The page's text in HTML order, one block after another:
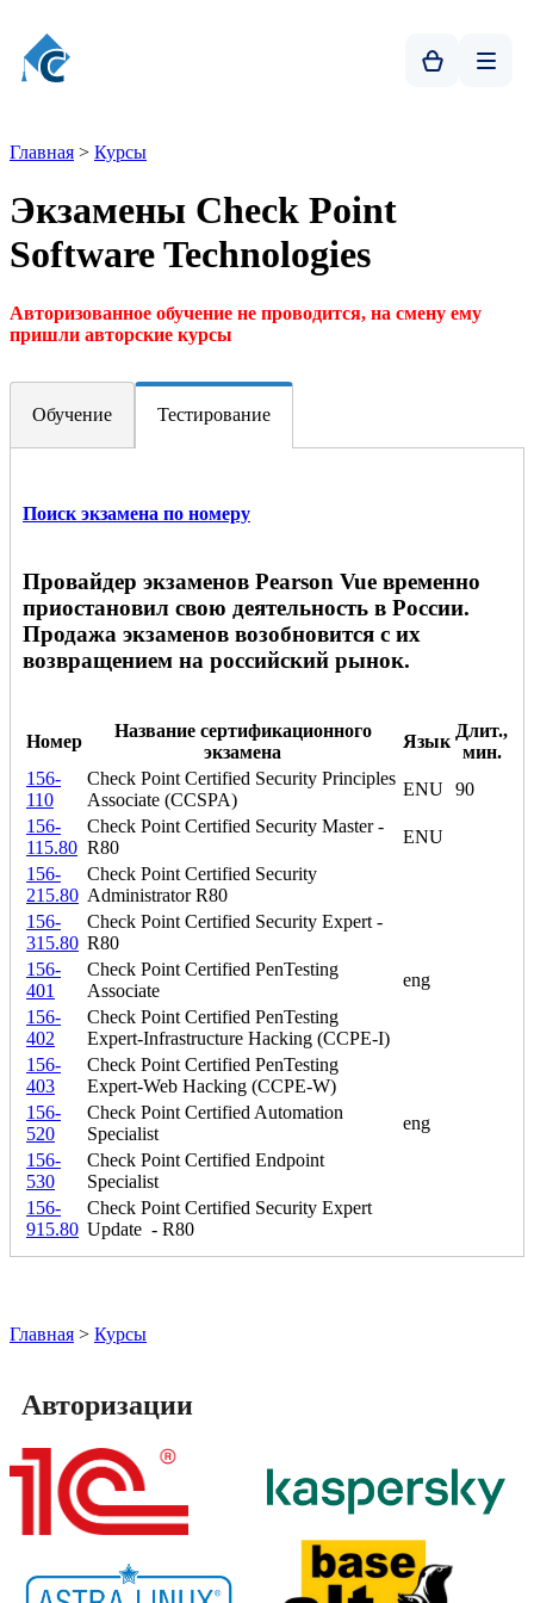
Главная > Курсы
Экзамены Check Point
Software Technologies
Авторизованное обучение не проводится, на смену ему
пришли авторские курсы
Обучение Тестирование
Поиск экзамена по номеру
Провайдер экзаменов Pearson Vue временно
приостановил свою деятельность в России.
Продажа экзаменов возобновится с их
возвращением на российский рынок.
Номер
Название сертификационного
экзамена
Язык
Длит.,
мин.
156-
110
Check Point Certified Security Principles
Associate (CCSPA)
ENU 90
156-
115.80
Check Point Certified Security Master -
R80
ENU
156-
215.80
Check Point Certified Security
Administrator R80
156-
315.80
Check Point Certified Security Expert -
R80
156-
401
Check Point Certified PenTesting
Associate
eng
156-
402
Check Point Certified PenTesting
Expert-Infrastructure Hacking (CCPE-I)
156-
403
Check Point Certified PenTesting
Expert-Web Hacking (CCPE-W)
156-
520
Check Point Certified Automation
Specialist
eng
156-
530
Check Point Certified Endpoint
Specialist
156-
915.80
Check Point Certified Security Expert
Update - R80
Главная > Курсы
Авторизации